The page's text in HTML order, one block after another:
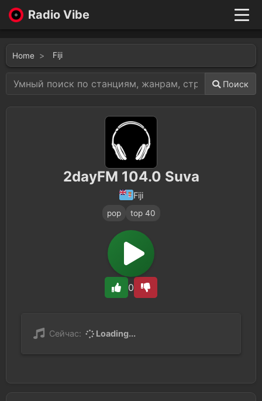
Radio Vibe
Genres
Likes
Favorites
Home Fiji
Поиск
2dayFM 104.0 Suva
Fiji
pop top 40
0
Сейчас: Loading...